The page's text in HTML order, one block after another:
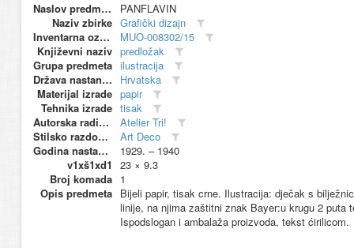
Naslov predmeta
PANFLAVIN
Naziv zbirke Grafički dizajn
Inventarna oznaka
MUO-008302/15
Književni naziv predložak
Grupa predmeta ilustracija
Država nastanka
Hrvatska
Materijal izrade papir
Tehnika izrade tisak
Autorska radionica (proizvođač)
Atelier Tri!
Stilsko razdoblje
Art Deco
Godina nastanka
1929. – 1940
v1xš1xd1
23 × 9.3
Broj komada 1
Opis predmeta Bijeli papir, tisak crne. Ilustracija: dječak s
linije, na njima zaštitni znak Bayer:u krugu 2
Ispodslogan i ambalaža proizvoda, tekst ćirilicom.